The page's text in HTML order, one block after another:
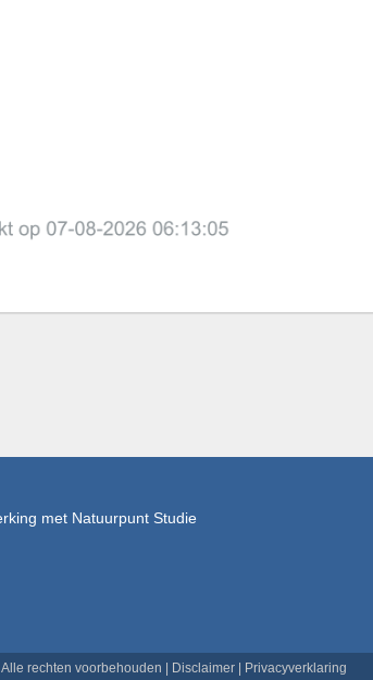
met Natuurpunt Studie
rechten voorbehouden | Disclaimer Privacyverklaring